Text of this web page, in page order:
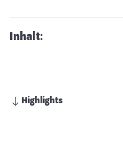
Inhalt:
Highlights